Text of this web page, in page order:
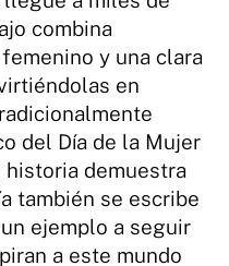
combina
y una clara
en
del Día de la Mujer
historia demuestra
también se escribe
ejemplo a seguir
a este mundo